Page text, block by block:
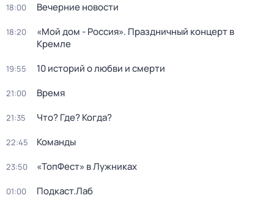
18:00 Вечерние новости
18:20
«Мой дом - Россия». Праздничный концерт в
Кремле
19:55 10 историй о любви и смерти
21:00 Время
21:35 Что? Где? Когда?
22:45 Команды
23:50 «ТопФест» в Лужниках
01:00 Подкаст.Лаб